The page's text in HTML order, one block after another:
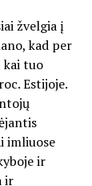
žvelgia į
kad per
kai tuo
Estijoje.
imliuose
ir
ir